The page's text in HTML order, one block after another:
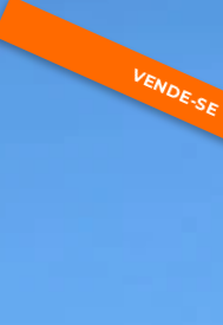
VENDE-SE